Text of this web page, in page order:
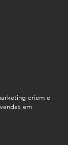
criem e
em